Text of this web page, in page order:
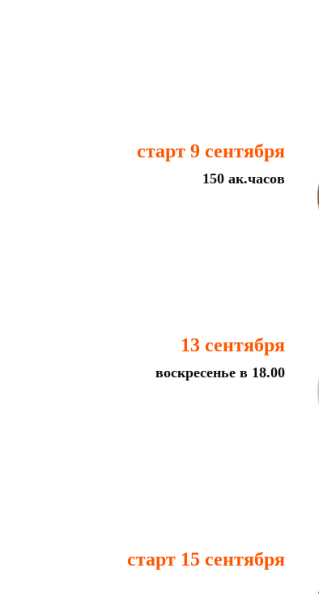
старт 9 сентября
150 ак.часов
13 сентября
воскресенье в 18.00
старт 15 сентября